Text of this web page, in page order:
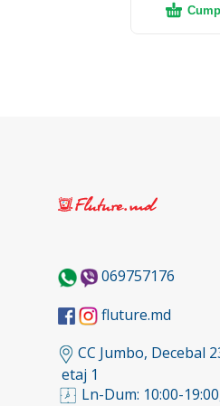
069757176
fluture.md
CC Jumbo, Decebal
etaj 1
Ln-Dum: 10:00-